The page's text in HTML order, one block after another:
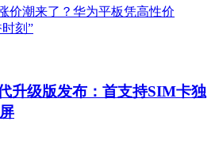
升级版发布：首支持SIM卡独